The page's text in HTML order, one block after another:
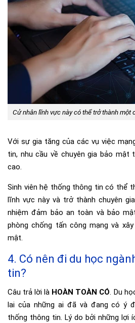
Cử nhân lĩnh vực này có thể trở thành một
Với sự gia tăng của các vụ việc
tin, nhu cầu về chuyên gia bảo mật
cao.
Sinh viên hệ thống thông tin có thể
lĩnh vực này và trở thành chuyên
nhiệm đảm bảo an toàn và bảo
phòng chống tấn công mạng và
mật.
4. Có nên đi du học
tin?
Câu trả lời là HOÀN TOÀN CÓ. Du
lai của những ai đã và đang có ý
thống thông tin. Lý do bởi những lợi